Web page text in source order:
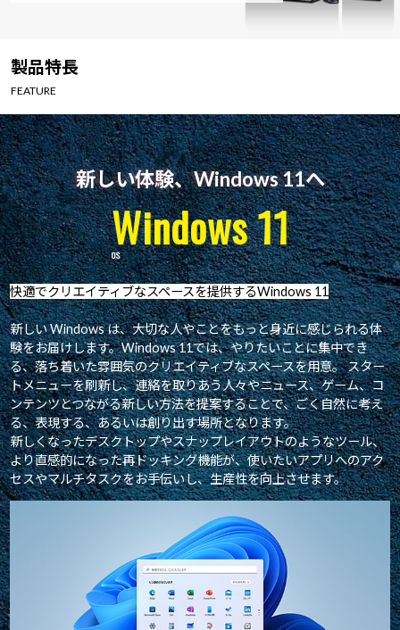
Windows 11
製品特長
FEATURE
新しい体験、Windows 11へ
Windows 11
快適でクリエイティブなスペースを提供するWindows 11
新しい Windows は、大切な人やことをもっと身近に感じられる体
験をお届けします。Windows 11では、やりたいことに集中でき
る、落ち着いた雰囲気のクリエイティブなスペースを用意。 スター
トメニューを刷新し、連絡を取りあう人々やニュース、ゲーム、コ
ンテンツとつながる新しい方法を提案することで、ごく自然に考え
る、表現する、あるいは創り出す場所となります。
新しくなったデスクトップやスナップレイアウトのようなツール、
より直感的になった再ドッキング機能が、使いたいアプリへのアク
セスやマルチタスクをお手伝いし、生産性を向上させます。